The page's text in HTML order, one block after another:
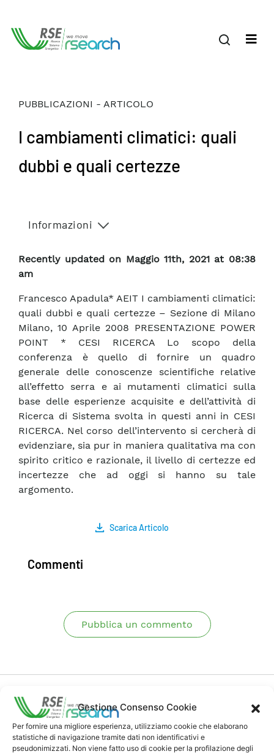
Gestione Consenso Cookie
Per fornire una migliore esperienza, utilizziamo cookie che elaborano
statistiche di navigazione tramite dati non identificativi e
pseudonimizzati. Non viene fatto uso di cookie per la profilazione degli
PUBBLICAZIONI - ARTICOLO
I cambiamenti climatici: quali
dubbi e quali certezze
Informazioni
Recently updated on Maggio 11th, 2021 at 08:38
am
Francesco Apadula* AEIT I cambiamenti climatici:
quali dubbi e quali certezze – Sezione di Milano
Milano, 10 Aprile 2008 PRESENTAZIONE POWER
POINT * CESI RICERCA Lo scopo della
conferenza è quello di fornire un quadro
generale delle conoscenze scientifiche relative
all’effetto serra e ai mutamenti climatici sulla
base delle esperienze acquisite e dell’attività di
Ricerca di Sistema svolta in questi anni in CESI
RICERCA. Nel corso dell’intervento si cercherà di
evidenziare, sia pur in maniera qualitativa ma con
spirito critico e razionale, il livello di certezze ed
incertezze che ad oggi si hanno su tale
argomento.
Scarica Articolo
Commenti
Pubblica un commento
Contatti